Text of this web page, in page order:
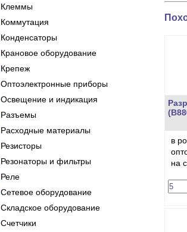
Клеммы
Коммутация
Конденсаторы
Крановое оборудование
Крепеж
Оптоэлектронные приборы
Освещение и индикация
Разъемы
Расходные материалы
Резисторы
Резонаторы и фильтры
Реле
Сетевое оборудование
Складское оборудование
Счетчики
в
на